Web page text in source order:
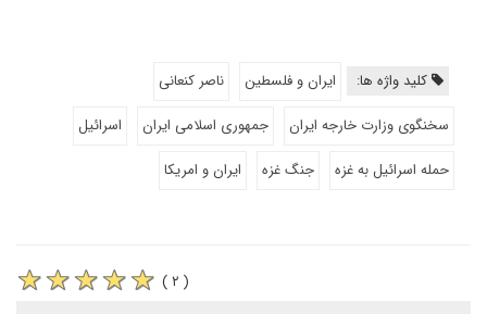
کلید واژه ها: ایران و فلسطین
ناصر کنعانی
سخنگوی وزارت خارجه ایران
جمهوری اسلامی ایران
اسرائیل
حمله اسرائیل به غزه
جنگ غزه ایران و امریکا
( ۲ )